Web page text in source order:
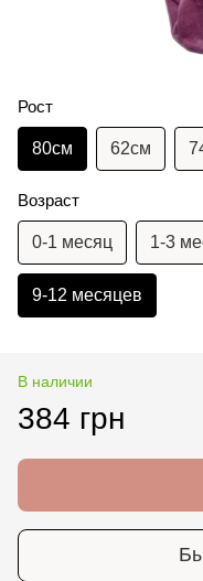
Рост
80см 62см
Возраст
0-1 месяц 1-3
9-12 месяцев
В наличии
384 грн